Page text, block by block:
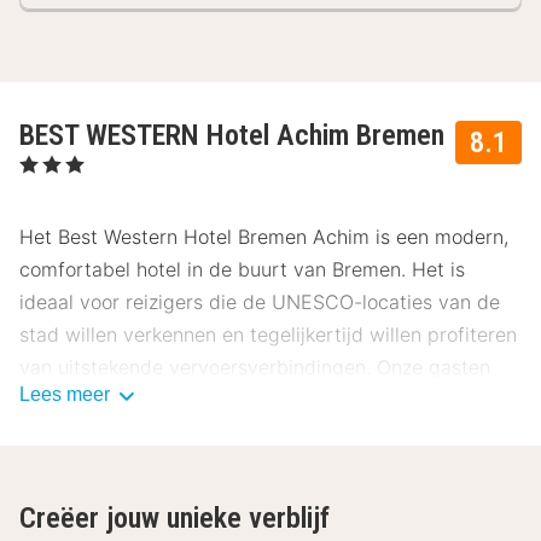
8.1
BEST WESTERN Hotel Achim Bremen
, 3 Sterren
Het Best Western Hotel Bremen Achim is een modern,
comfortabel hotel in de buurt van Bremen. Het is
ideaal voor reizigers die de UNESCO-locaties van de
stad willen verkennen en tegelijkertijd willen profiteren
van uitstekende vervoersverbindingen. Onze gasten
beoordelen het hotel met 8.1.
Uphusen, op slechts een klein eindje rijden van de
Lees meer
Creëer jouw unieke verblijf